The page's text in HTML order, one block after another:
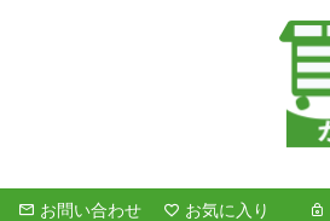
お問い合わせ お気に入り